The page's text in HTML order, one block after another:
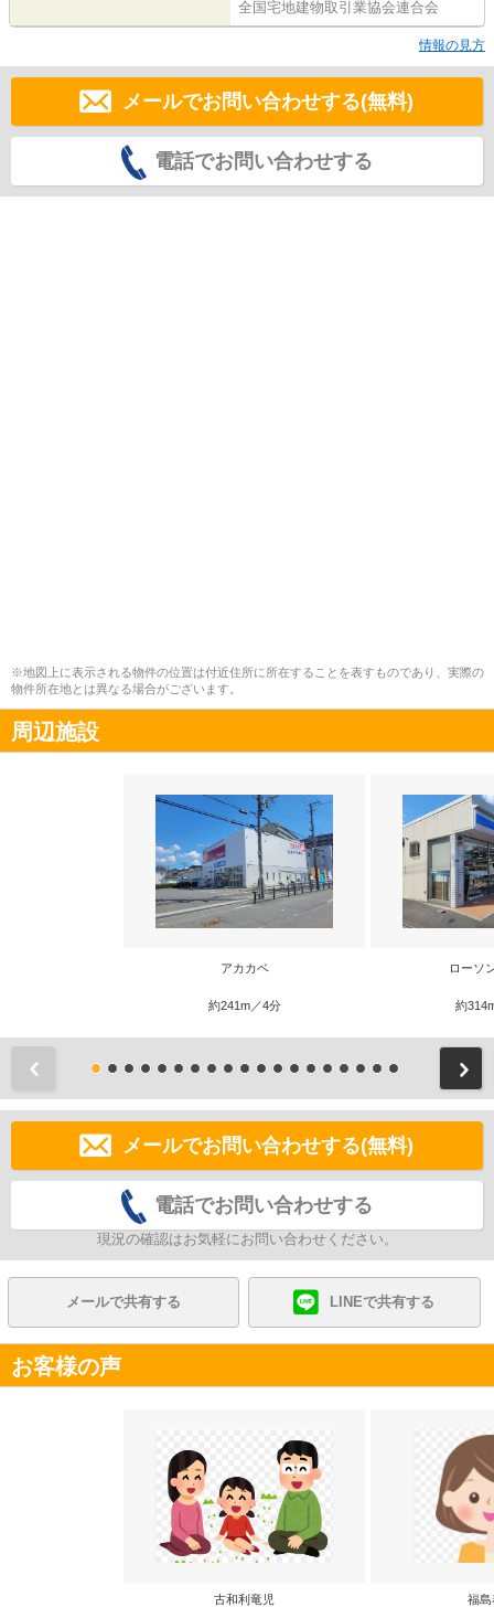
全国宅地建物取引業協会連合会
情報の見方
メールでお問い合わせする(無料)
電話でお問い合わせする
※地図上に表示される物件の位置は付近住所に所在することを表すものであり、実際の
物件所在地とは異なる場合がございます。
周辺施設
アカカベ
約241m／4分
ローソ
約
メールでお問い合わせする(無料)
電話でお問い合わせする
現況の確認はお気軽にお問い合わせください。
メールで共有する LINEで共有する
お客様の声
古和利竜児 福島